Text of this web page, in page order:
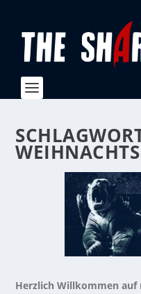
Herzlich Willkommen auf